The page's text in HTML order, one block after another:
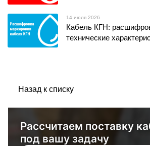
14 июля 2026
Кабель КГН:
технические
Назад к списку
Рассчитаем поставку
под вашу задачу